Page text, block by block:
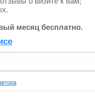
месяц бесплатно.